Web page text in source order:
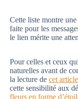
Cette liste montre
faite pour les
le lien mérite une
Pour celles et ceux
naturelles avant de
la lecture de cet
cette sensibilité aux
fleurs en forme